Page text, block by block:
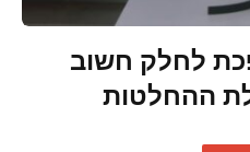
לחלק חשוב
ההחלטות